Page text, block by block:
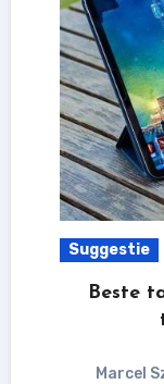
Suggestie
Beste
Marcel